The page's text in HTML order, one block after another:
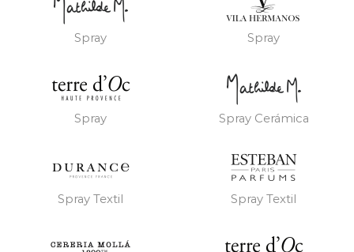
Spray Spray
Spray Spray Cerámica
Spray Textil Spray Textil